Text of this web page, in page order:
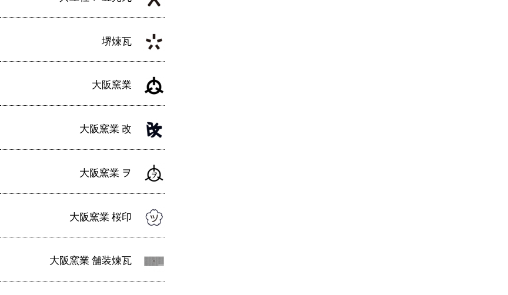
堺煉瓦
大阪窯業
大阪窯業 改
大阪窯業 ヲ
大阪窯業 桜印
大阪窯業 舗装煉瓦